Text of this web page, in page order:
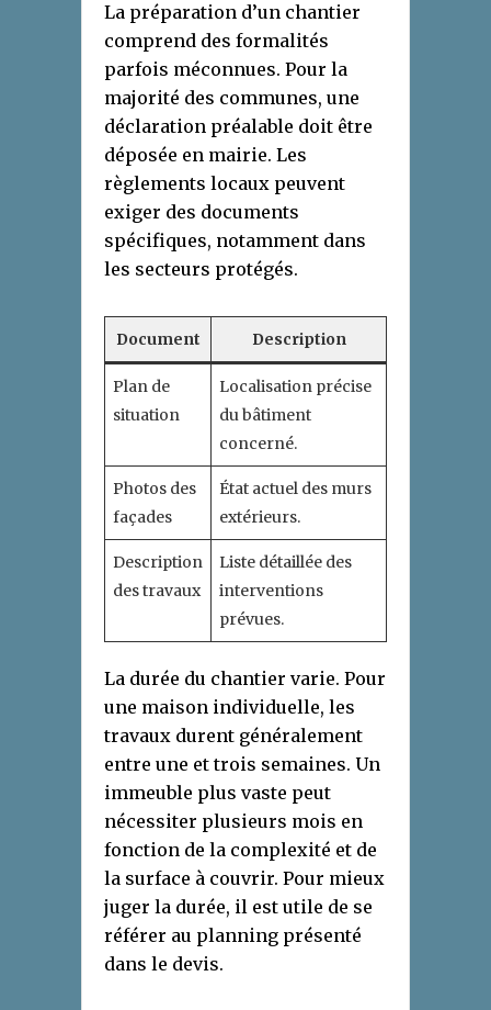
La préparation d’un chantier
comprend des formalités
parfois méconnues. Pour la
majorité des communes, une
déclaration préalable doit être
déposée en mairie. Les
règlements locaux peuvent
exiger des documents
spécifiques, notamment dans
les secteurs protégés.
Document Description
Plan de
situation
Localisation précise
du bâtiment
concerné.
Photos des
façades
État actuel des murs
extérieurs.
Description
des travaux
Liste détaillée des
interventions
prévues.
La durée du chantier varie. Pour
une maison individuelle, les
travaux durent généralement
entre une et trois semaines. Un
immeuble plus vaste peut
nécessiter plusieurs mois en
fonction de la complexité et de
la surface à couvrir. Pour mieux
juger la durée, il est utile de se
référer au planning présenté
dans le devis.